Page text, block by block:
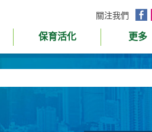
關注我們
面
保育活化 更多